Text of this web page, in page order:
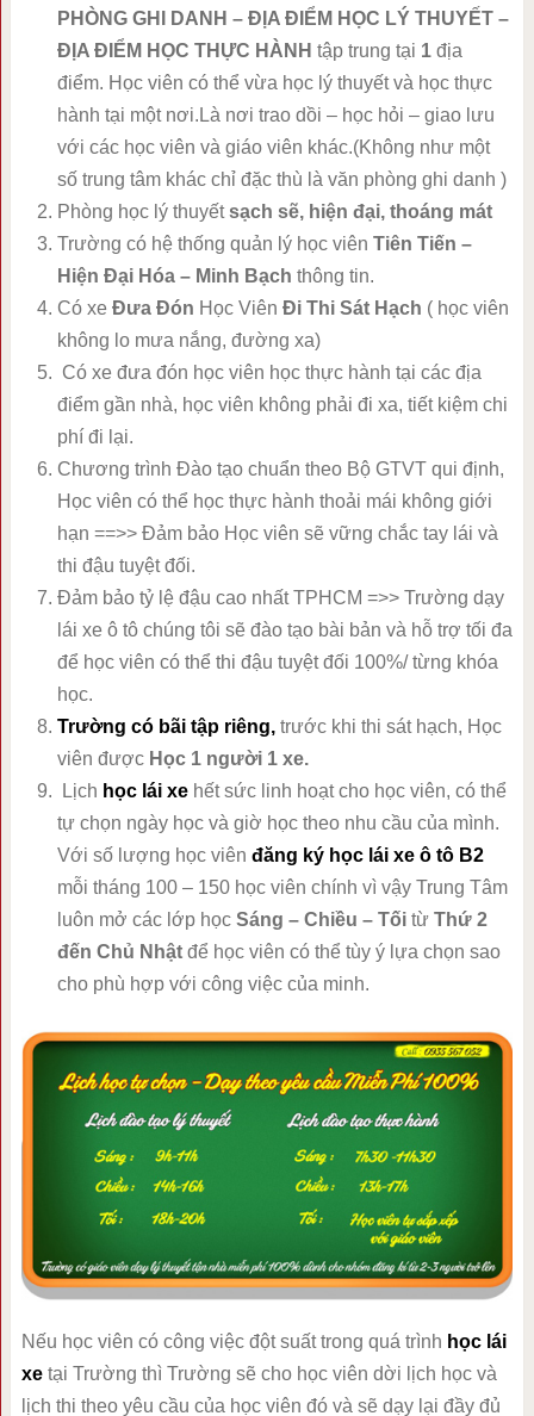
PHÒNG GHI DANH – ĐỊA ĐIỂM HỌC LÝ THUYẾT –
ĐỊA ĐIỂM HỌC THỰC HÀNH tập trung tại 1địa
điểm. Học viên có thể vừa học lý thuyết và học thực
hành tại một nơi.Là nơi trao dồi – học hỏi – giao lưu
với các học viên và giáo viên khác.(Không như một
số trung tâm khác chỉ đặc thù là văn phòng ghi danh )
Phòng học lý thuyếtsạch sẽ, hiện đại, thoáng mát
Trường có hệ thống quản lý học viên Tiên Tiến –
Hiện Đại Hóa – Minh Bạch thông tin.
Có xe Đưa Đón Học Viên Đi Thi Sát Hạch ( học viên
không lo mưa nắng, đường xa)
Có xe đưa đón học viên học thực hành tại các địa
điểm gần nhà, học viên không phải đi xa, tiết kiệm chi
phí đi lại.
Chương trình Đào tạo chuẩn theo Bộ GTVT qui định,
Học viên có thể học thực hành thoải mái không giới
hạn ==>> Đảm bảo Học viên sẽ vững chắc tay lái và
thi đậu tuyệt đối.
Đảm bảo tỷ lệ đậu cao nhất TPHCM =>> Trường dạy
lái xe ô tô chúng tôi sẽ đào tạo bài bản và hỗ trợ tối đa
để học viên có thể thi đậu tuyệt đối 100%/ từng khóa
học.
Trường có bãi tập riêng,trước khi thi sát hạch, Học
viên được Học 1 người 1 xe.
Lịch học lái xehết sức linh hoạt cho học viên, có thể
tự chọn ngày học và giờ học theo nhu cầu của mình.
Với số lượng học viên đăng ký học lái xe ô tô B2
mỗi tháng 100 – 150 học viên chính vì vậy Trung Tâm
luôn mở các lớp học Sáng – Chiều – Tốitừ Thứ 2
đến Chủ Nhậtđể học viên có thể tùy ý lựa chọn sao
cho phù hợp với công việc của minh.
Nếu học viên có công việc đột suất trong quá trình học lái
xetại Trường thì Trường sẽ cho học viên dời lịch học và
lịch thi theo yêu cầu của học viên đó và sẽ dạy lại đầy đủ